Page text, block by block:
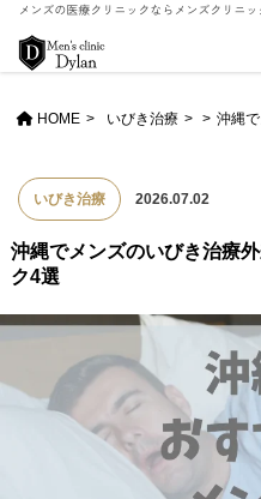
HOME いびき治療 > 沖縄
いびき治療 2026.07.02
沖縄でメンズのいびき治療
ク4選